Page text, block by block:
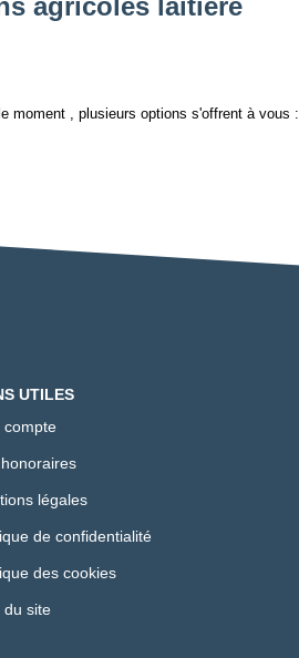
agricoles laitière
moment , plusieurs options s'offrent à vous :
UTILES
compte
légales
de confidentialité
des cookies
du site